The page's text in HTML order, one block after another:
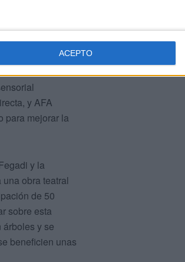
ACEPTO
Asociación de
y AFA
para mejorar la
y la
obra teatral
de 50
sobre esta
y se
beneficien unas